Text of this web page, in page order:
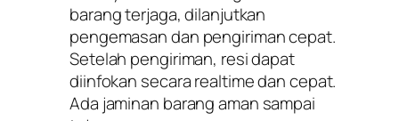
barang terjaga, dilanjutkan
pengemasan dan pengiriman cepat.
Setelah pengiriman, resi dapat
diinfokan secara realtime dan cepat.
Ada jaminan barang aman sampai